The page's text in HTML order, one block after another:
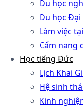
Du học
Du học
Làm việc
Cẩm nang
Học tiếng Đức
Lịch Khai
Hệ sinh
Kinh